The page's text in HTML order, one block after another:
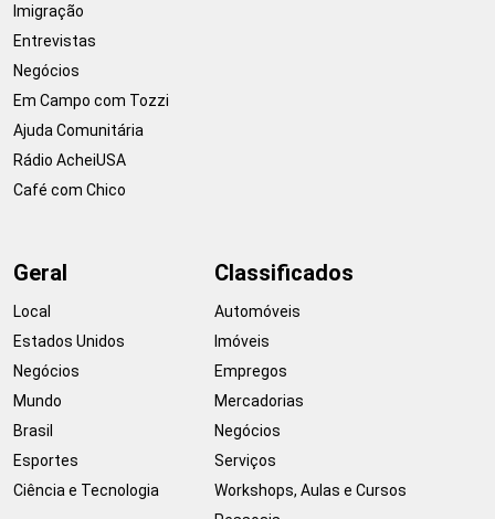
Imigração
Entrevistas
Negócios
Em Campo com Tozzi
Ajuda Comunitária
Rádio AcheiUSA
Café com Chico
Geral
Local
Estados Unidos
Negócios
Mundo
Brasil
Esportes
Ciência e Tecnologia
Classificados
Automóveis
Imóveis
Empregos
Mercadorias
Negócios
Serviços
Workshops, Aulas e Cursos